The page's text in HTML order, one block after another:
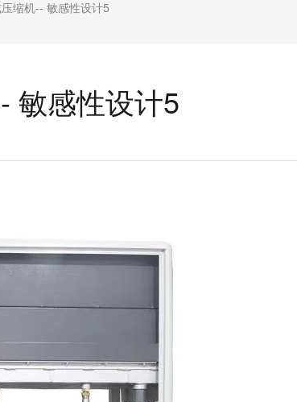
缩机-- 敏感性设计5
敏感性设计5